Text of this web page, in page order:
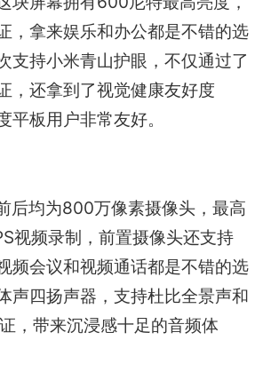
，拿来娱乐和办公都是不错的选
支持小米青山护眼，不仅通过了
，还拿到了视觉健康友好度
平板用户非常友好。
后均为800万像素摄像头，最高
视频录制，前置摄像头还支持
频会议和视频通话都是不错的选
声四扬声器，支持杜比全景声和
，带来沉浸感十足的音频体